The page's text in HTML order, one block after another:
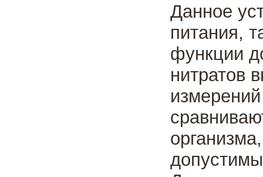
Данное
питания,
функции
нитратов